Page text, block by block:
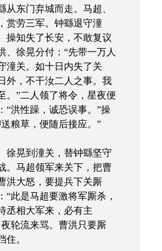
从东门弃城而走。马超、
赏劳三军。钟繇退守潼
操知失了长安，不敢复议
、徐晃分付：“先带一万人
潼关。如十日内失了关
外，不干汝二人之事。我
。”二人领了将令，星夜便
“洪性躁，诚恐误事。”操
粮草，便随后接应。”
晃到潼关，替钟繇坚守
。马超领军来关下，把曹
洪大怒，要提兵下关厮
“此是马超要激将军厮杀，
丞相大军来，必有主
轮流来骂。曹洪只要厮
住。